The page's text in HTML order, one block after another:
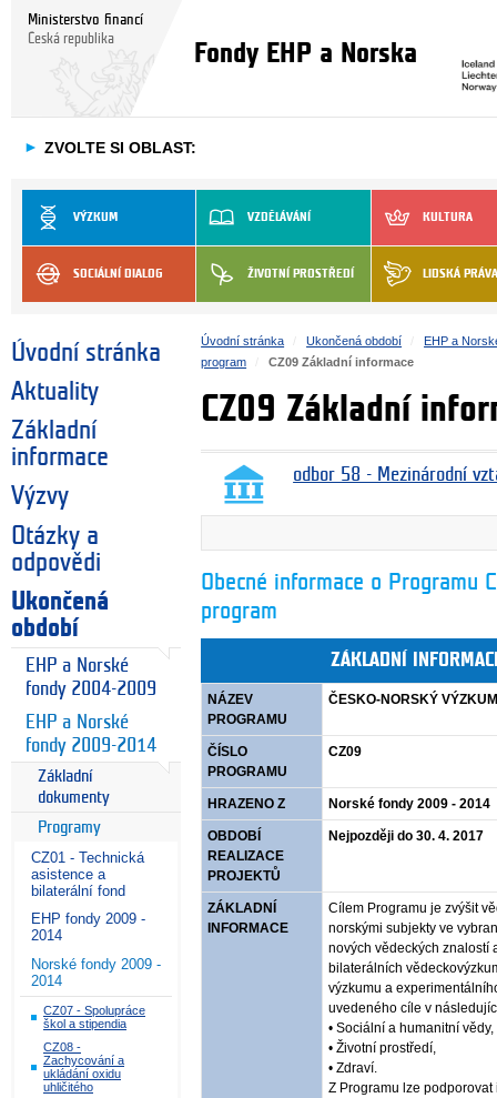
Ministerstvo financí
Česká republika
Fondy EHP a Norska
► ZVOLTE SI OBLAST:
VÝZKUM VZDĚLÁVÁNÍ KULTURA
SOCIÁLNÍ DIALOG ŽIVOTNÍ PROSTŘEDÍ LIDSKÁ PRÁVA
Úvodní stránka
Aktuality
Základní
informace
Výzvy
Otázky a
odpovědi
Ukončená
období
EHP a Norské
fondy 2004-2009
EHP a Norské
fondy 2009-2014
Základní
dokumenty
Programy
CZ01 - Technická
asistence a
bilaterální fond
EHP fondy 2009 -
2014
Norské fondy 2009 -
2014
CZ07 - Spolupráce
škol a stipendia
CZ08 -
Zachycování a
ukládání oxidu
uhličitého
Úvodní stránka Ukončená období
EHP a
program
CZ09 Základní informace
CZ09 Základní
odbor 58 - Mezinárodní
Obecné informace o Programu
program
ZÁKLADNÍ
NÁZEV
PROGRAMU
ČESKO-NORSKÝ
ČÍSLO
PROGRAMU
CZ09
HRAZENO Z Norské fondy 2009 - 2014
OBDOBÍ
REALIZACE
PROJEKTŮ
Nejpozději do 30. 4. 2017
ZÁKLADNÍ
INFORMACE
Cílem Programu je zvýšit
norskými subjekty ve
nových vědeckých znalostí
bilaterálních
výzkumu a
uvedeného cíle v
• Sociální a humanitní vědy,
• Životní prostředí,
• Zdraví.
Z Programu lze